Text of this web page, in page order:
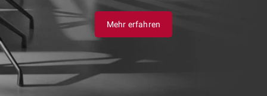
Mehr erfahren